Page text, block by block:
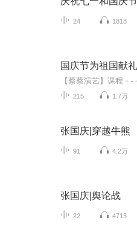
24 1818
国庆节为祖国献礼
215 1.7万
张国庆|穿越牛熊
91 4.2万
张国庆|舆论战
22 4713